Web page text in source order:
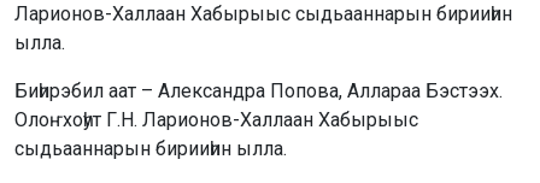
Ларионов-Халлаан Хабырыыс сыдьааннарын бирииһин
ылла.
Биһирэбил аат – Александра Попова, Аллараа Бэстээх.
Олоҥхоһут Г.Н. Ларионов-Халлаан Хабырыыс
сыдьааннарын бирииһин ылла.